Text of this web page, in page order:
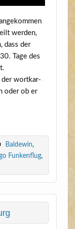
wer­den,
dass der
Tage des
der wort­kar­
oder ob er
Baldewin,
Funkenflug,